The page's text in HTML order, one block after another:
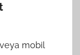
mobil